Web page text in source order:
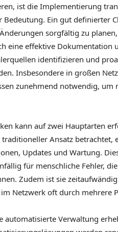
ist die Implementierung
Bedeutung. Ein gut definierter
sorgfältig zu
eine effektive
identifizieren und
Insbesondere in großen
zunehmend notwendig, um
kann auf zwei Hauptarten
Ansatz
Updates und Wartung.
für menschliche Fehler,
Zudem ist sie
Netzwerk oft durch mehrere
automatisierte Verwaltung